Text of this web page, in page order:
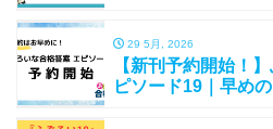
29 5月, 2026
【新刊予約開始！
ピソード19｜早め